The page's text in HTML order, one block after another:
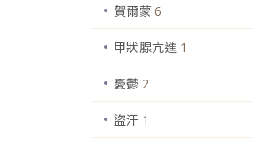
賀爾蒙6
甲狀腺亢進 1
憂鬱 2
盜汗 1